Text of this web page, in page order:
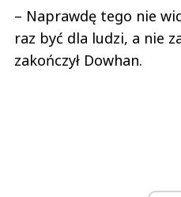
– Naprawdę tego nie
raz być dla ludzi, a nie
zakończył Dowhan.